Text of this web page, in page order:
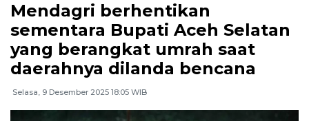
Mendagri berhentikan
sementara Bupati Aceh Selatan
yang berangkat umrah saat
daerahnya dilanda bencana
Selasa, 9 Desember 2025 18:05 WIB